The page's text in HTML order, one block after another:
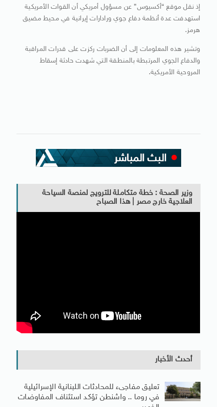
إذ نقل موقع “أكسيوس” عن مسؤول أمريكي أن القوات الأمريكية
استهدفت عدة أنظمة دفاع جوي ورادارات إيرانية في محيط مضيق
هرمز.
وتشير هذه المعلومات إلى أن الضربات ركزت على قدرات المراقبة
والدفاع الجوي المرتبطة بالمنطقة التي شهدت حادثة إسقاط
المروحية الأمريكية.
وزير الصحة : خطة متكاملة للترويج لمنصة السياحة
العلاجية خارج مصر | هذا الصباح
أحدث الأخبار
تعليق مفاجىء للمحادثات اللبنانية الإسرائيلية
في روما .. واشنطن تؤكد استئناف المفاوضات